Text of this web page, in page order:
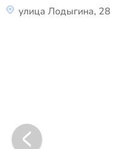
улица Лодыгина, 28